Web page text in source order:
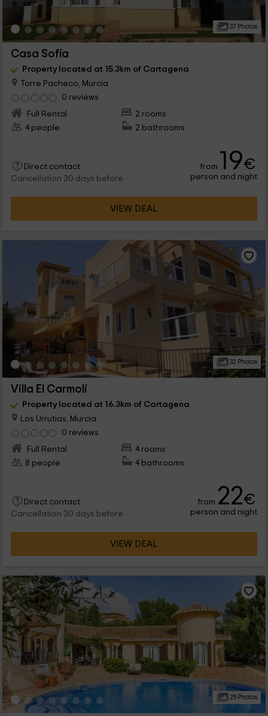
37 Photos
Casa Sofía
Property located at 15.3km of Cartagena
Torre Pacheco, Murcia
0 reviews
Full Rental
2 rooms
4 people
2 bathrooms
Direct contact
Cancellation 30 days before
from 19€
person and night
VIEW DEAL
32 Photos
Villa El Carmolí
Property located at 16.3km of Cartagena
Los Urrutias, Murcia
0 reviews
Full Rental
4 rooms
8 people
4 bathrooms
Direct contact
Cancellation 30 days before
from 22€
person and night
VIEW DEAL
25 Photos